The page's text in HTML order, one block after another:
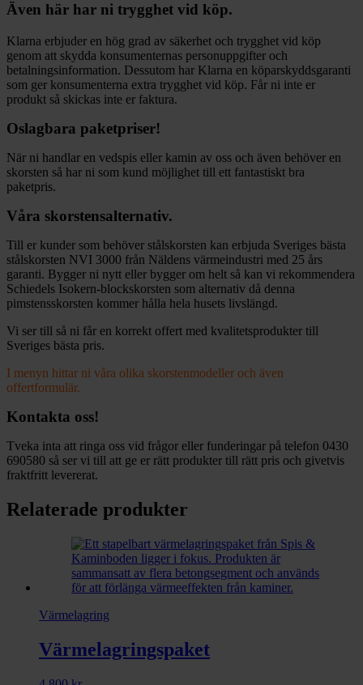
Även här har ni trygghet vid köp.
Klarna erbjuder en hög grad av säkerhet och trygghet vid köp
genom att skydda konsumenternas personuppgifter och
betalningsinformation. Dessutom har Klarna en köparskyddsgaranti
som ger konsumenterna extra trygghet vid köp. Får ni inte er
produkt så skickas inte er faktura.
Oslagbara paketpriser!
När ni handlar en vedspis eller kamin av oss och även behöver en
skorsten så har ni som kund möjlighet till ett fantastiskt bra
paketpris.
Våra skorstensalternativ.
Till er kunder som behöver stålskorsten kan erbjuda Sveriges bästa
stålskorsten NVI 3000 från Näldens värmeindustri med 25 års
garanti. Bygger ni nytt eller bygger om helt så kan vi rekommendera
Schiedels Isokern-blockskorsten som alternativ då denna
pimstensskorsten kommer hålla hela husets livslängd.
Vi ser till så ni får en korrekt offert med kvalitetsprodukter till
Sveriges bästa pris.
I menyn hittar ni våra olika skorstenmodeller och även
offertformulär.
Kontakta oss!
Tveka inta att ringa oss vid frågor eller funderingar på telefon 0430
690580 så ser vi till att ge er rätt produkter till rätt pris och givetvis
fraktfritt levererat.
Relaterade produkter
Värmelagring
Värmelagringspaket